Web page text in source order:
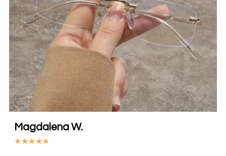
Magdalena W.
★★★★★